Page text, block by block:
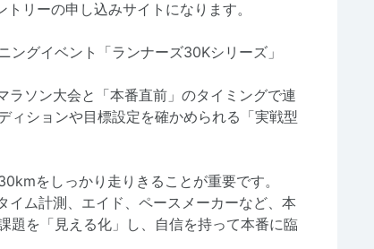
リーの申し込みサイトになります。
グイベント「ランナーズ30Kシリーズ」
ソン大会と「本番直前」のタイミングで連
ィションや目標設定を確かめられる「実戦型
をしっかり走りきることが重要です。
ム計測、エイド、ペースメーカーなど、本
題を「見える化」し、自信を持って本番に臨